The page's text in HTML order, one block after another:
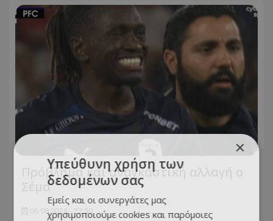
Πρόβλημα και αναγκαστική αλλαγή ο
Σέμα
06.08.2026 - 22:50
×
Υπεύθυνη χρήση των
δεδομένων σας
Εμείς και οι συνεργάτες μας
χρησιμοποιούμε cookies και παρόμοιες